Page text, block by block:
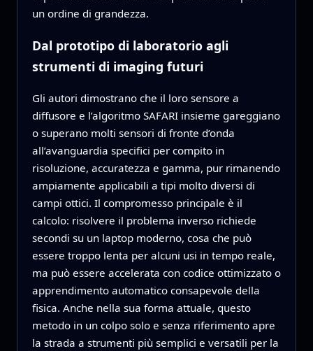
un ordine di grandezza.
Dal prototipo di laboratorio agli
strumenti di imaging futuri
Gli autori dimostrano che il loro sensore a
diffusore e l’algoritmo SAFARI insieme gareggiano
o superano molti sensori di fronte d’onda
all’avanguardia specifici per compito in
risoluzione, accuratezza e gamma, pur rimanendo
ampiamente applicabili a tipi molto diversi di
campi ottici. Il compromesso principale è il
calcolo: risolvere il problema inverso richiede
secondi su un laptop moderno, cosa che può
essere troppo lenta per alcuni usi in tempo reale,
ma può essere accelerata con codice ottimizzato o
apprendimento automatico consapevole della
fisica. Anche nella sua forma attuale, questo
metodo in un colpo solo e senza riferimento apre
la strada a strumenti più semplici e versatili per la